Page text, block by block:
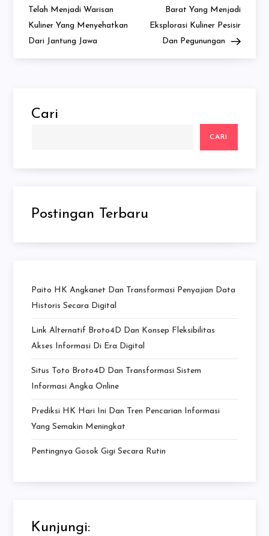
pos
Telah Menjadi Warisan
Kuliner Yang Menyehatkan
Dari Jantung Jawa
Barat Yang Menjadi
Eksplorasi Kuliner Pesisir
Dan Pegunungan
Cari
CARI
Postingan Terbaru
Paito HK Angkanet Dan Transformasi Penyajian Data
Historis Secara Digital
Link Alternatif Broto4D Dan Konsep Fleksibilitas
Akses Informasi Di Era Digital
Situs Toto Broto4D Dan Transformasi Sistem
Informasi Angka Online
Prediksi HK Hari Ini Dan Tren Pencarian Informasi
Yang Semakin Meningkat
Pentingnya Gosok Gigi Secara Rutin
Kunjungi: